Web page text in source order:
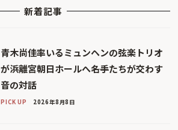
新着記事
青木尚佳率いるミュンヘンの弦楽トリオ
が浜離宮朝日ホールへ――名手たちが交わす
音の対話
PICK UP 2026年8月8日